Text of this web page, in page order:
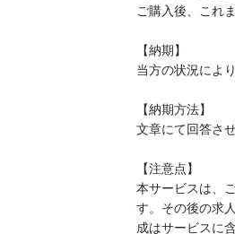
ご購入後、これ
【納期】
当方の状況によ
【納期方法】
文章にて回答さ
【注意点】
本サービスは、
す。その後の求
成はサービスに